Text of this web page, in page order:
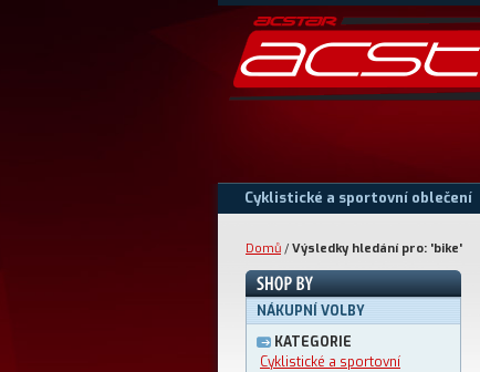
Cyklistické a sportovní oblečení
Domů / Výsledky hledání pro: 'bike'
NÁKUPNÍ VOLBY
KATEGORIE
Cyklistické a sportovní